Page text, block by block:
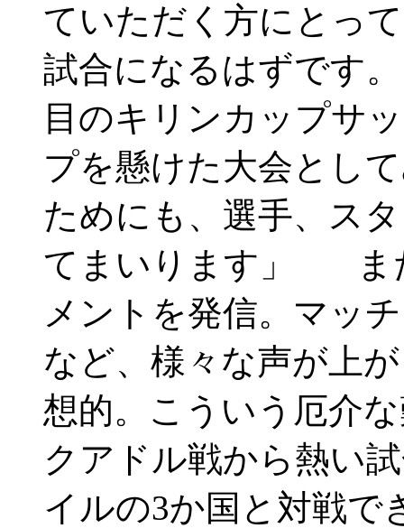
ていただく方にとっ
試合になるはずです
目のキリンカップサ
プを懸けた大会とし
ためにも、選手、ス
てまいります」 ま
メントを発信。マッ
など、様々な声が上
想的。こういう厄介
クアドル戦から熱い
イルの3か国と対戦で